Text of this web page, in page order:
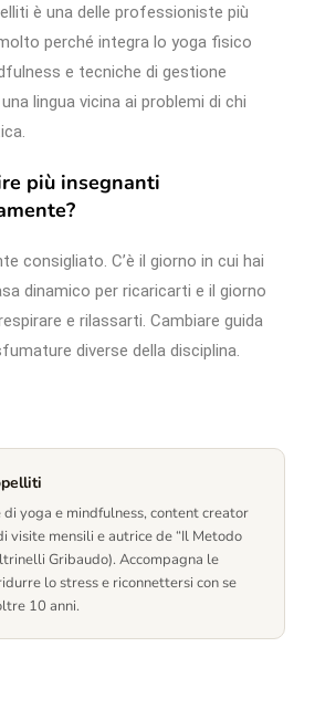
è una delle professioniste più
perché integra lo yoga fisico
e tecniche di gestione
lingua vicina ai problemi di chi
più insegnanti
consigliato. C’è il giorno in cui hai
dinamico per ricaricarti e il giorno
e rilassarti. Cambiare guida
diverse della disciplina.
di yoga e mindfulness, content creator
visite mensili e autrice de “Il Metodo
Gribaudo). Accompagna le
lo stress e riconnettersi con se
10 anni.